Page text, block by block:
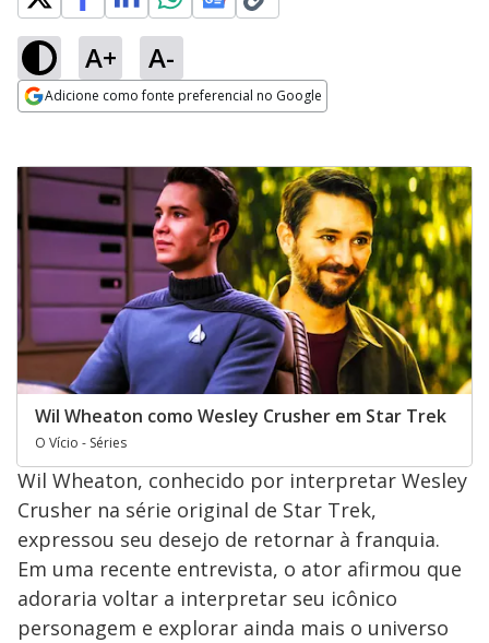
A+ A-
Adicione como fonte preferencial no Google
Wil Wheaton como Wesley Crusher em Star Trek
O Vício - Séries
Wil Wheaton, conhecido por interpretar Wesley
Crusher na série original de Star Trek,
expressou seu desejo de retornar à franquia.
Em uma recente entrevista, o ator afirmou que
adoraria voltar a interpretar seu icônico
personagem e explorar ainda mais o universo